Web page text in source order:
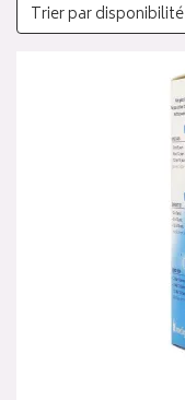
Trier par disponibilité